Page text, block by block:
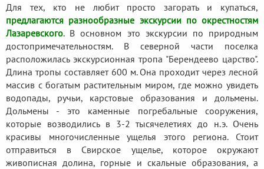
Для тех, кто не любит просто загорать и купаться,
предлагаются разнообразные экскурсии по окрестностям
Лазаревского. В основном это экскурсии по природным
достопримечательностям. В северной части поселка
расположилась экскурсионная тропа "Берендеево царство".
Длина тропы составляет 600 м. Она проходит через лесной
массив с богатым растительным миром, где можно увидеть
водопады, ручьи, карстовые образования и дольмены.
Дольмены - это каменные погребальные сооружения,
которые возводились в 3-2 тысячелетиях до н.э. Очень
красивы многочисленные ущелья этого региона. Стоит
отправиться в Свирское ущелье, которое окружают
живописная долина, горные и скальные образования, а